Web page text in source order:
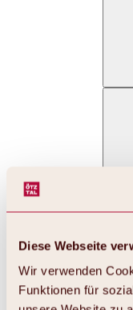
Diese Webseite
Wir verwenden
Funktionen für